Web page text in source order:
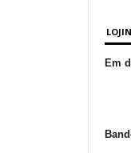
Em